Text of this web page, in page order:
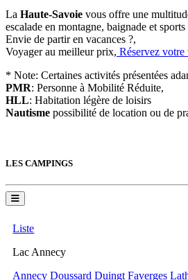
La Haute-Savoie vous offre une
escalade en montagne, baignade et
Envie de partir en vacances ?,
Voyager au meilleur prix, Réservez
* Note: Certaines activités présentées
PMR: Personne à Mobilité Réduite,
HLL: Habitation légère de loisirs
Nautisme possibilité de location ou de
LES CAMPINGS
Liste
Lac Annecy
Annecy Doussard Duingt Faverges